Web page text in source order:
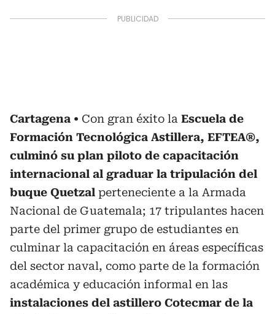
Cartagena Con gran éxito la Escuela de
Formación Tecnológica Astillera, EFTEA®,
culminó su plan piloto de capacitación
internacional al graduar la tripulación del
buque Quetzal perteneciente a la Armada
Nacional de Guatemala; 17 tripulantes hacen
parte del primer grupo de estudiantes en
culminar la capacitación en áreas específicas
del sector naval, como parte de la formación
académica y educación informal en las
instalaciones del astillero Cotecmar de la